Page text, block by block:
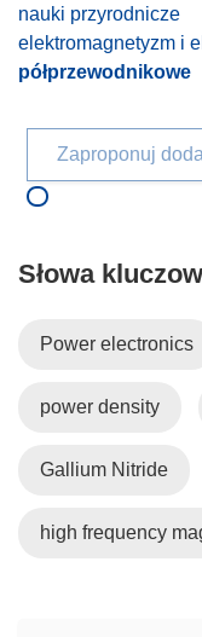
nauki przyrodnicze
elektromagnetyzm i
półprzewodnikowe
Zaproponuj
Słowa
Power electronics
power density
Gallium Nitride
high frequency